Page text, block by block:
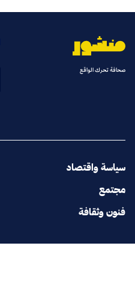
صحافة تحرك الواقع
سياسة واقتصاد
مجتمع
فنون وثقافة